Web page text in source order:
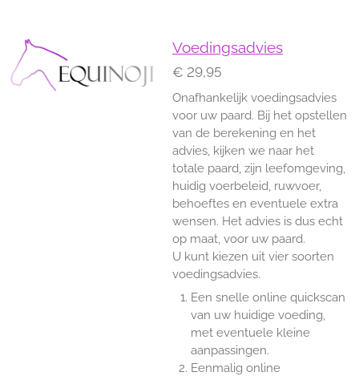
Voedingsadvies
€ 29,95
Onafhankelijk voedingsadvies
voor uw paard. Bij het opstellen
van de berekening en het
advies, kijken we naar het
totale paard, zijn leefomgeving,
huidig voerbeleid, ruwvoer,
behoeftes en eventuele extra
wensen. Het advies is dus echt
op maat, voor uw paard.
U kunt kiezen uit vier soorten
voedingsadvies.
Een snelle online quickscan
van uw huidige voeding,
met eventuele kleine
aanpassingen.
Eenmalig online